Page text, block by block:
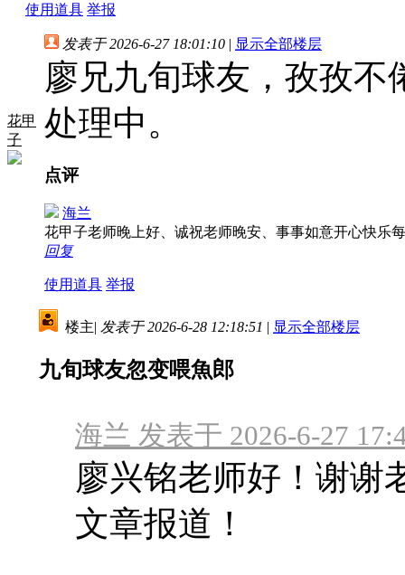
使用道具 举报
花甲
子
发表于 2026-6-27 18:01:10 | 显示全部楼层
廖兄九旬球友，孜孜
处理中。
点评
海兰
花甲子老师晚上好、诚祝老师晚安、事事如意开心快乐
回复
使用道具 举报
楼主| 发表于 2026-6-28 12:18:51 | 显示全部楼层
九旬球友忽变喂魚郎
海兰 发表于 2026-6-27
廖兴铭老师好！谢谢
文章报道！